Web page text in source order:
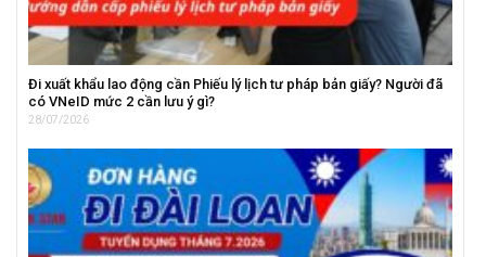
Đi xuất khẩu lao động cần Phiếu lý lịch tư pháp bản giấy? Người đã
có VNeID mức 2 cần lưu ý gì?
28/07/2026